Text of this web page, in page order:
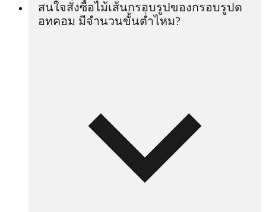
สนใจสั่งซื้อไม้เส้นกรอบรูปของกรอบรูปด
อทคอม มีจำนวนขั้นต่ำไหม?